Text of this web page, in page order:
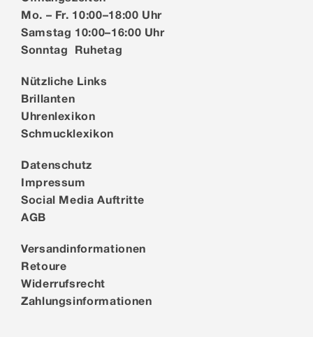
Mo. – Fr. 10:00–18:00 Uhr
Samstag 10:00–16:00 Uhr
Sonntag Ruhetag
Nützliche Links
Brillanten
Uhrenlexikon
Schmucklexikon
Datenschutz
Impressum
Social Media Auftritte
AGB
Versandinformationen
Retoure
Widerrufsrecht
Zahlungsinformationen